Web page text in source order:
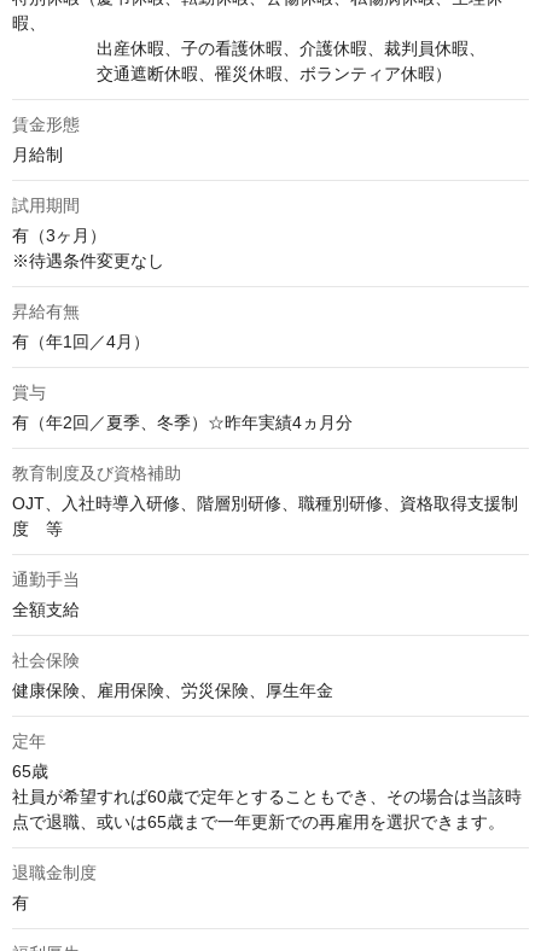
暇、
出産休暇、子の看護休暇、介護休暇、裁判員休暇、
交通遮断休暇、罹災休暇、ボランティア休暇）
賃金形態
月給制
試用期間
有（3ヶ月）
※待遇条件変更なし
昇給有無
有（年1回／4月）
賞与
有（年2回／夏季、冬季）☆昨年実績4ヵ月分
教育制度及び資格補助
OJT、入社時導入研修、階層別研修、職種別研修、資格取得支援制
度　等
通勤手当
全額支給
社会保険
健康保険、雇用保険、労災保険、厚生年金
定年
65歳
社員が希望すれば60歳で定年とすることもでき、その場合は当該時
点で退職、或いは65歳まで一年更新での再雇用を選択できます。
退職金制度
有